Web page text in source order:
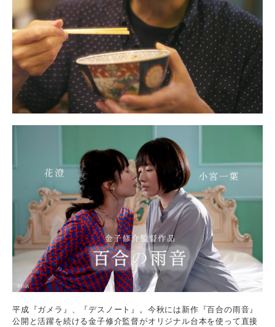
平成『ガメラ』、『デスノート』。今秋には新作『百合の雨音』
公開と活躍を続ける金子修介監督がオリジナル台本を使って直接